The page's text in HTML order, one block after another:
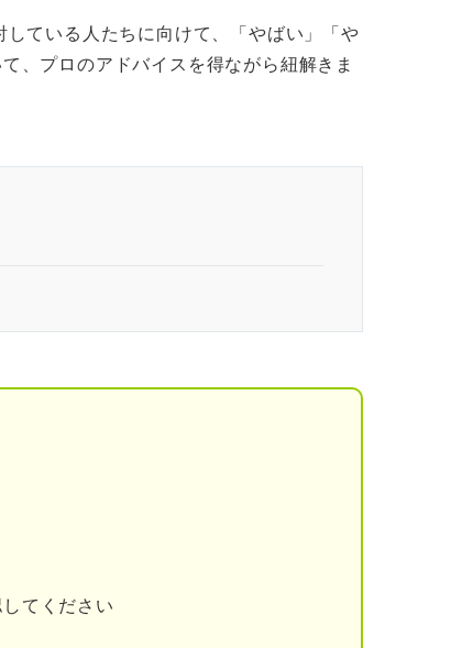
ている人たちに向けて、「やばい」「や
、プロのアドバイスを得ながら紐解きま
がわずらわしいから
てください